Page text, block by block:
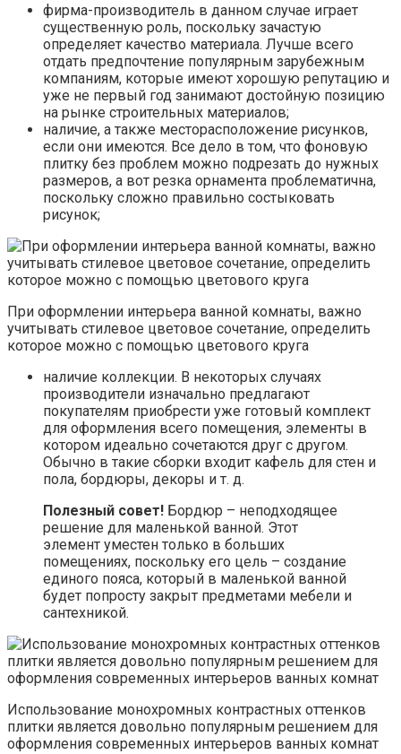
фирма-производитель в данном случае играет
существенную роль, поскольку зачастую
определяет качество материала. Лучше всего
отдать предпочтение популярным зарубежным
компаниям, которые имеют хорошую репутацию и
уже не первый год занимают достойную позицию
на рынке строительных материалов;
наличие, а также месторасположение рисунков,
если они имеются. Все дело в том, что фоновую
плитку без проблем можно подрезать до нужных
размеров, а вот резка орнамента проблематична,
поскольку сложно правильно состыковать
рисунок;
При оформлении интерьера ванной комнаты, важно
учитывать стилевое цветовое сочетание, определить
которое можно с помощью цветового круга
наличие коллекции. В некоторых случаях
производители изначально предлагают
покупателям приобрести уже готовый комплект
для оформления всего помещения, элементы в
котором идеально сочетаются друг с другом.
Обычно в такие сборки входит кафель для стен и
пола, бордюры, декоры и т. д.
Полезный совет! Бордюр – неподходящее
решение для маленькой ванной. Этот
элемент уместен только в больших
помещениях, поскольку его цель – создание
единого пояса, который в маленькой ванной
будет попросту закрыт предметами мебели и
сантехникой.
Использование монохромных контрастных оттенков
плитки является довольно популярным решением для
оформления современных интерьеров ванных комнат